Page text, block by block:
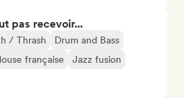
pas recevoir...
/ Thrash
Drum and Bass
française
Jazz fusion